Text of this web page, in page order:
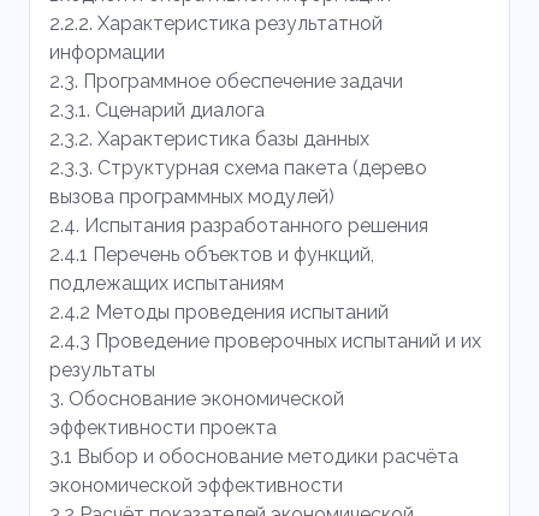
2.2.2. Характеристика результатной
информации
2.3. Программное обеспечение задачи
2.3.1. Cценарий диалога
2.3.2. Характеристика базы данных
2.3.3. Структурная схема пакета (дерево
вызова программных модулей)
2.4. Испытания разработанного решения
2.4.1 Перечень объектов и функций,
подлежащих испытаниям
2.4.2 Методы проведения испытаний
2.4.3 Проведение проверочных испытаний и их
результаты
3. Обоснование экономической
эффективности проекта
3.1 Выбор и обоснование методики расчёта
экономической эффективности